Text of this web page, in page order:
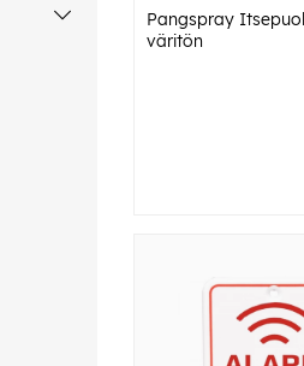
Pangspray
väritön